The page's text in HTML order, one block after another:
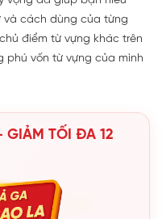
và cách dùng của từng
điểm từ vựng khác trên
phú vốn từ vựng của mình
GIẢM TỐI ĐA 12